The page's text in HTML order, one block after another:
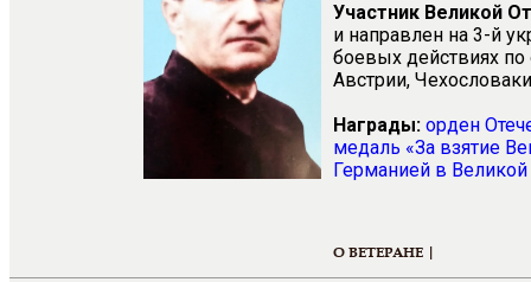
Участник Великой
и направлен на 3-й
боевых действиях
Австрии,
Награды: орден
медаль «За взятие
Германией в Великой
О ВЕТЕРАНЕ |